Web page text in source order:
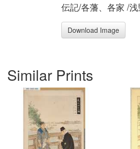
伝記/各藩、各家 /
Download Image
Similar Prints